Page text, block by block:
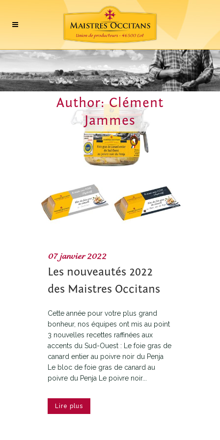
Author: Clément
Jammes
07 janvier 2022
Les nouveautés 2022
des Maistres Occitans
Cette année pour votre plus grand
bonheur, nos équipes ont mis au point
3 nouvelles recettes raffinées aux
accents du Sud-Ouest : Le foie gras de
canard entier au poivre noir du Penja
Le bloc de foie gras de canard au
poivre du Penja Le poivre noir...
Lire plus